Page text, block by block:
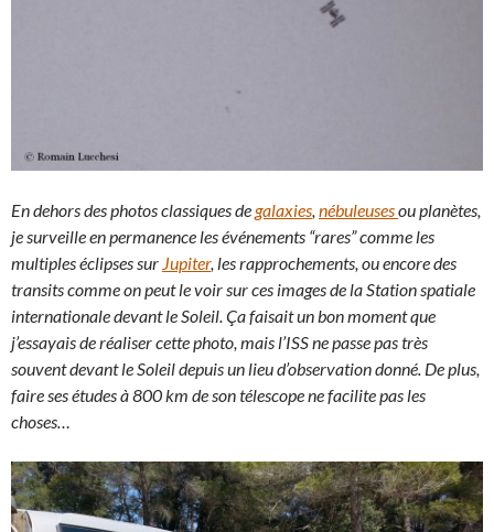
En dehors des photos classiques degalaxies, nébuleusesou planètes,
je surveille en permanence les événements “rares” comme les
multiples éclipses sur Jupiter, les rapprochements, ou encore des
transits comme on peut le voir sur ces images de la Station spatiale
internationale devant le Soleil. Ça faisait un bon moment que
j’essayais de réaliser cette photo, mais l’ISS ne passe pas très
souvent devant le Soleil depuis un lieu d’observation donné. De plus,
faire ses études à 800 km de son télescope ne facilite pas les
choses…